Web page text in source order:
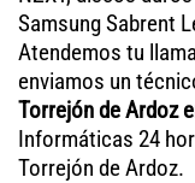
Samsung Sabrent
Atendemos tu
enviamos un
Torrejón de Ardoz
Informáticas 24
Torrejón de Ardoz.